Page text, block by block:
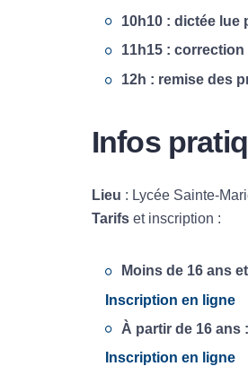
10h10: dictée lue
11h15: correction
12h : remise des
Infos
Lieu : Lycée Sainte-
Tarifs et inscription :
Moins de 16 ans
Inscription en ligne
À partir de 16 ans
Inscription en ligne